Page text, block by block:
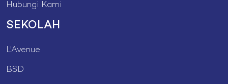
Hubungi Kami
SEKOLAH
L'Avenue
BSD